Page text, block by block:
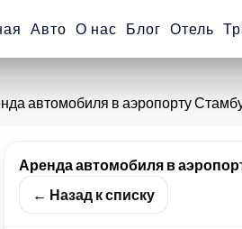
Авто О нас Блог Отель
автомобиля в аэропорту
Аренда автомобиля в
← Назад к списку